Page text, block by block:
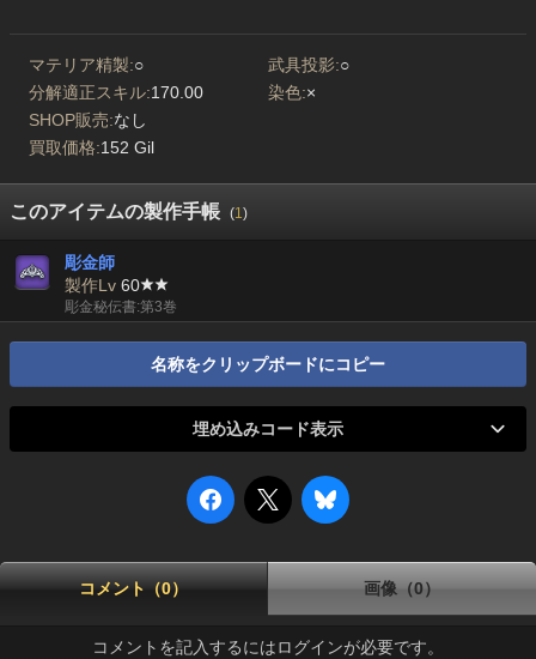
マテリア精製:○ 武具投影:○
分解適正スキル:170.00 染色:×
SHOP販売:なし
買取価格:152 Gil
このアイテムの製作手帳 (1)
彫金師
製作Lv 60
彫金秘伝書:第3巻
名称をクリップボードにコピー
埋め込みコード表示
コメント（0） 画像（0）
コメントを記入するにはログインが必要です。